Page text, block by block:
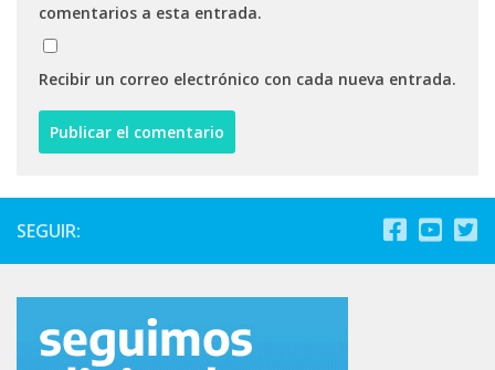
comentarios a esta entrada.
Recibir un correo electrónico con cada nueva entrada.
SEGUIR: